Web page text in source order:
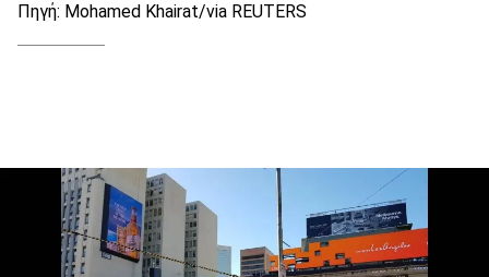
Πηγή: Mohamed Khairat/via REUTERS